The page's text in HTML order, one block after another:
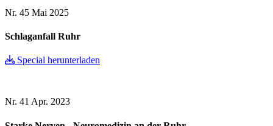
Nr. 45 Mai 2025
Schlaganfall Ruhr
Special herunterladen
Nr. 41 Apr. 2023